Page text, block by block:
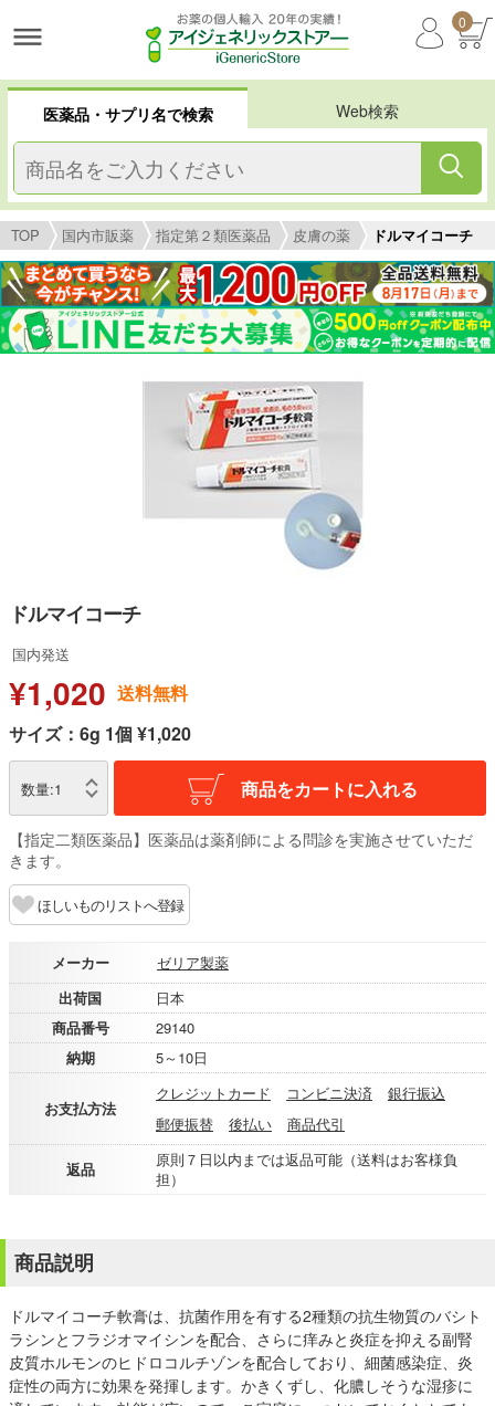
0
医薬品・サプリ名で検索 Web検索
TOP 国内市販薬 指定第２類医薬品 皮膚の薬 ドルマイコーチ
ドルマイコーチ
国内発送
¥1,020 送料無料
サイズ：6g 1個 ¥1,020
数量:1 商品をカートに入れる
【指定二類医薬品】医薬品は薬剤師による問診を実施させていただ
きます。
ほしいものリストへ登録
メーカー
ゼリア製薬
出荷国
日本
商品番号
29140
納期
5～10日
お支払方法
クレジットカード コンビニ決済
銀行振込
郵便振替
後払い 商品代引
返品
原則７日以内までは返品可能（送料はお客様負
担）
商品説明
ドルマイコーチ軟膏は、抗菌作用を有する2種類の抗生物質のバシト
ラシンとフラジオマイシンを配合、さらに痒みと炎症を抑える副腎
皮質ホルモンのヒドロコルチゾンを配合しており、細菌感染症、炎
症性の両方に効果を発揮します。かきくずし、化膿しそうな湿疹に